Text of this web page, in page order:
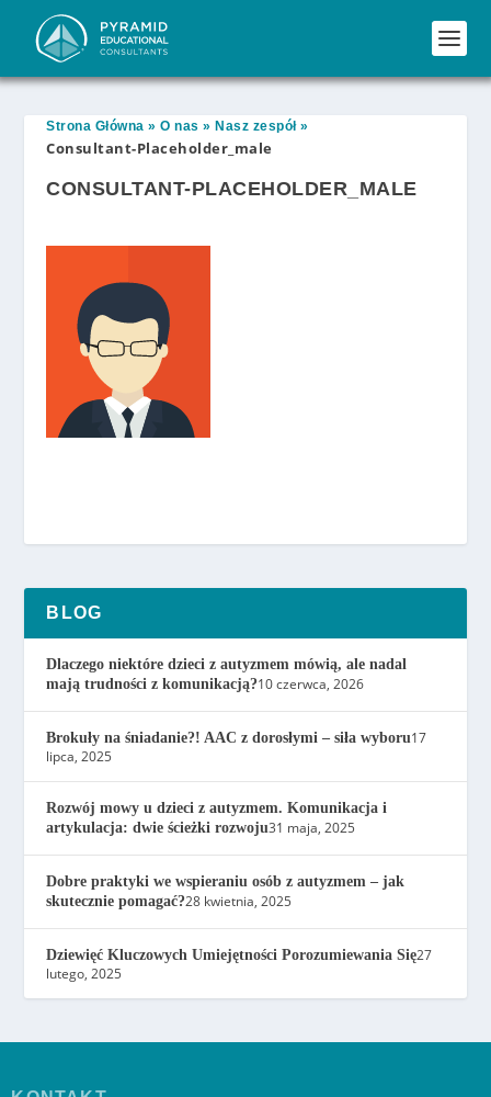
Strona Główna »O nas » Nasz zespół»
Consultant-Placeholder_male
CONSULTANT-PLACEHOLDER_MALE
BLOG
Dlaczego niektóre dzieci z autyzmem mówią, ale nadal
mają trudności z komunikacją?10 czerwca, 2026
Brokuły na śniadanie?! AAC z dorosłymi – siła wyboru17
lipca, 2025
Rozwój mowy u dzieci z autyzmem. Komunikacja i
artykulacja: dwie ścieżki rozwoju31 maja, 2025
Dobre praktyki we wspieraniu osób z autyzmem – jak
skutecznie pomagać?28 kwietnia, 2025
Dziewięć Kluczowych Umiejętności Porozumiewania Się27
lutego, 2025